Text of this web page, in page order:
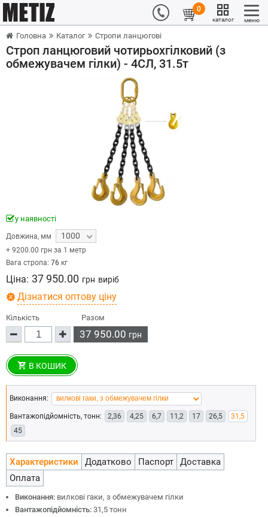
0
каталог меню
Головна Каталог Стропи ланцюгові
Строп ланцюговий чотирьохгілковий (з
обмежувачем гілки) - 4СЛ, 31.5т
у наявності
Довжина, мм 1000
+ 9200.00 грн за 1 метр
Вага стропа: 76 кг
Ціна: 37 950.00 грн виріб
Дізнатися оптову ціну
Кількість Разом
37 950.00 грн
В КОШИК
Виконання:
Вантажопідйомність, тонн: 2,36 4,25 6,7 11,2 17 26,5
31,5
45
Характеристики Додатково Паспорт
Доставка
Оплата
Виконання: вилкові гаки, з обмежувачем гілки
Вантажопідйомність: 31,5 тонн